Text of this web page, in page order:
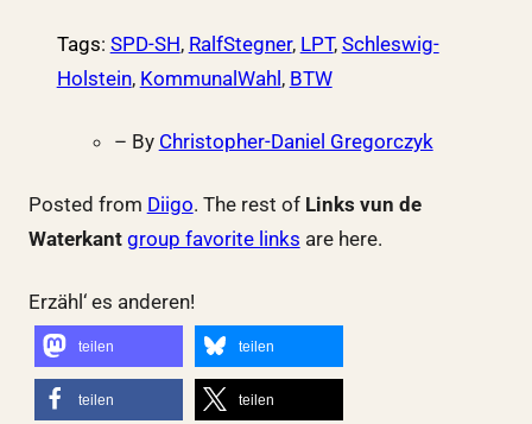
Tags: SPD-SH, RalfStegner, LPT, Schleswig-
Holstein, KommunalWahl, BTW
– By Christopher-Daniel Gregorczyk
Posted from Diigo. The rest of Links vun de
Waterkant group favorite links are here.
Erzähl‘ es anderen!
teilen teilen
teilen teilen